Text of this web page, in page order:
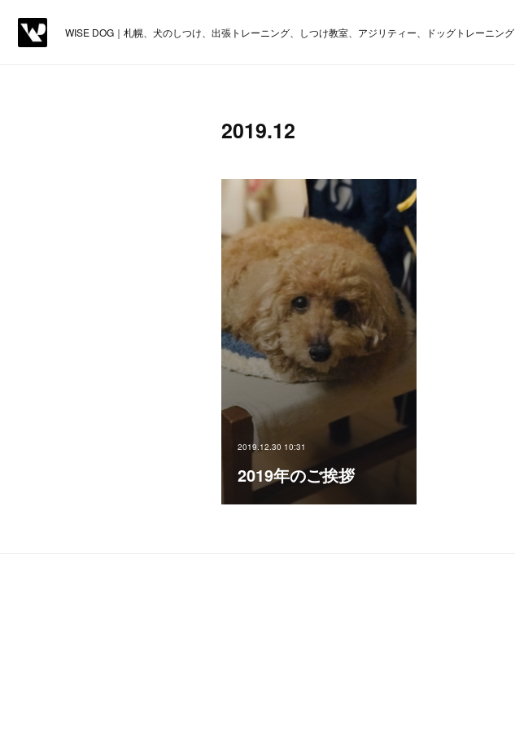
WISE DOG｜札幌、犬のしつけ、出張トレーニング、しつけ教室、アジリティー、ドッグトレーニング
2019.12
2019.12.30 10:31
2019年のご挨拶